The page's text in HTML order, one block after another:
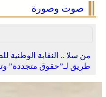
صوت وصورة
من سلا .. النقابة الوطنية
طريق لـ”حقوق متجددة”